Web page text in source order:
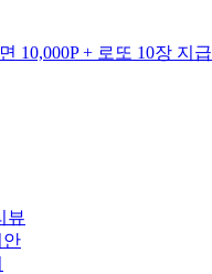
10,000P + 로또 10장 지급
뷰
안